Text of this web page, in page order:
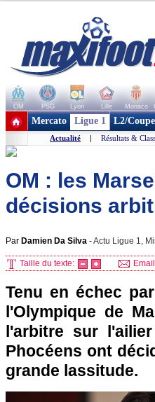
OM PSG Lyon Lille Monaco
+ de clubs
Mercato Ligue 1 L2/
Actualité | Résultats &
OM : les
décisions
Par Damien Da Silva -Actu Ligue 1,
Taille du texte: Email
Tenu en échec
l'Olympique de
l'arbitre sur
Phocéens ont
grande lassitude.